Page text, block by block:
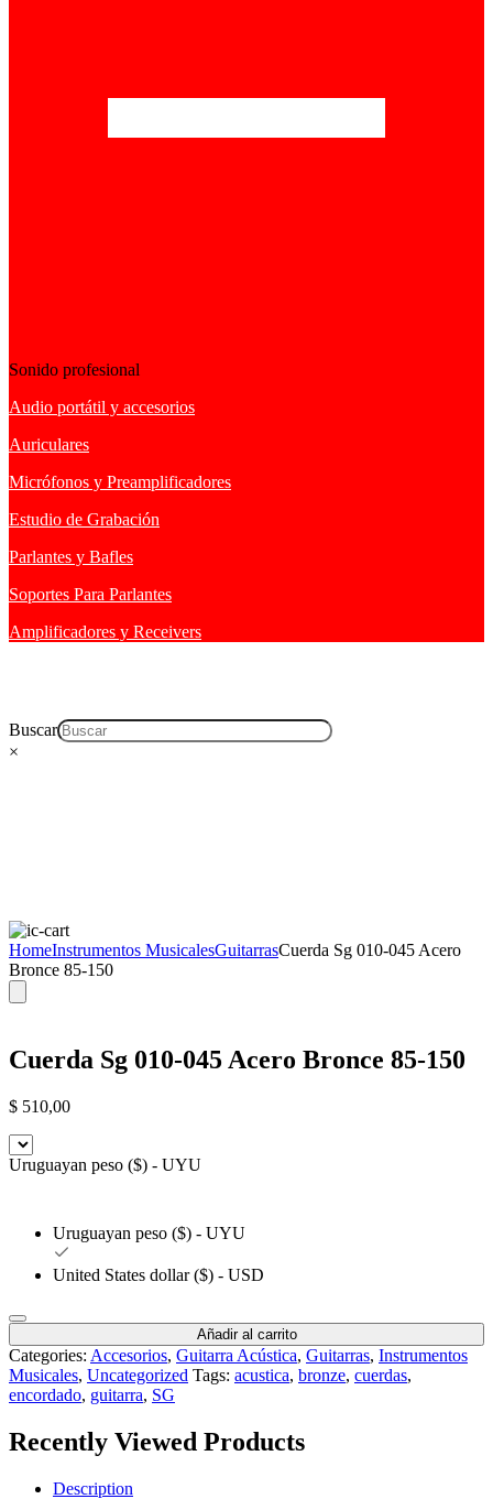
Sonido profesional
Audio portátil y accesorios
Auriculares
Micrófonos y Preamplificadores
Estudio de Grabación
Parlantes y Bafles
Soportes Para Parlantes
Amplificadores y Receivers
Buscar
×
HomeInstrumentos MusicalesGuitarrasCuerda Sg 010-045 Acero
Bronce 85-150
Cuerda Sg 010-045 Acero Bronce 85-150
$ 510,00
Uruguayan peso ($) - UYU
Uruguayan peso ($) - UYU
United States dollar ($) - USD
Añadir al carrito
Categories: Accesorios, Guitarra Acústica, Guitarras, Instrumentos
Musicales, Uncategorized Tags: acustica, bronze, cuerdas,
encordado, guitarra, SG
Recently Viewed Products
Description